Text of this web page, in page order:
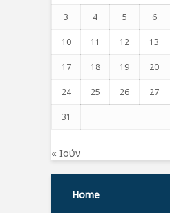
3 4 5 6
10 11 12 13
17 18 19 20
24 25 26 27
31
« Ιούν
Home